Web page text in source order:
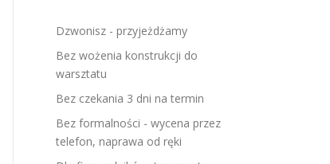
Dzwonisz - przyjeżdżamy
Bez wożenia konstrukcji do
warsztatu
Bez czekania 3 dni na termin
Bez formalności - wycena przez
telefon, naprawa od ręki